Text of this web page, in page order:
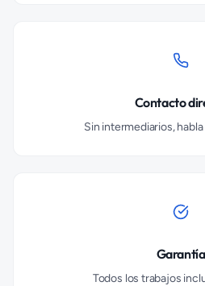
Contacto
Sin intermediarios,
Garantía
Todos los trabajos